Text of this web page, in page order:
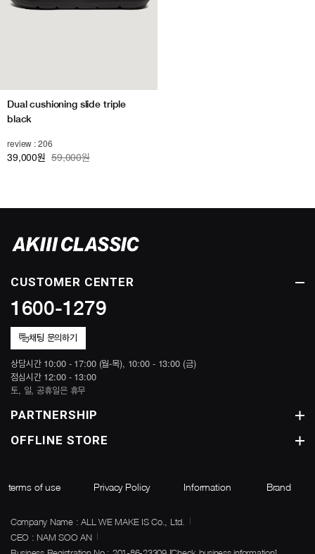
Dual cushioning slide triple
black
review : 206
39,000원 59,000원
CUSTOMER CENTER
1600-1279
채팅 문의하기
상담시간 10:00 - 17:00 (월-목), 10:00 - 13:00 (금)
점심시간 12:00 - 13:00
토, 일, 공휴일은 휴무
PARTNERSHIP
OFFLINE STORE
terms of use Privacy Policy Information Brand
Company Name : ALL WE MAKE IS Co., Ltd.
CEO : NAM SOO AN